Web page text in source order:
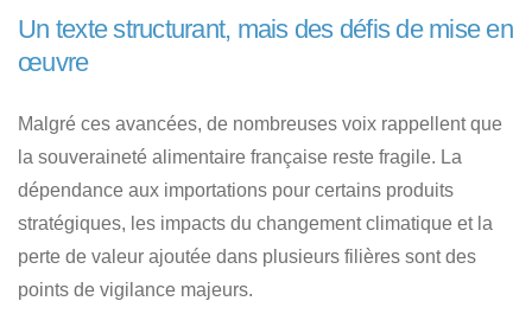
Un texte structurant, mais des défis de mise en
œuvre
Malgré ces avancées, de nombreuses voix rappellent que
la souveraineté alimentaire française reste fragile. La
dépendance aux importations pour certains produits
stratégiques, les impacts du changement climatique et la
perte de valeur ajoutée dans plusieurs filières sont des
points de vigilance majeurs.